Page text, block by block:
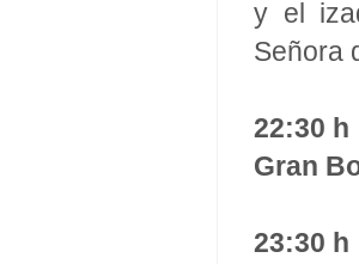
y el
Señora
22:30 h
Gran
23:30 h